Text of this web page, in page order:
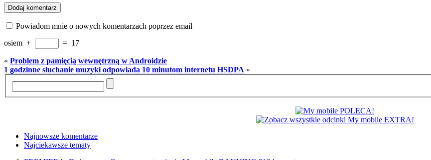
Dodaj komentarz
Powiadom mnie o nowych komentarzach poprzez email
osiem + = 17
« Problem z pamięcią wewnętrzną w Androidzie
1 godzinne słuchanie muzyki odpowiada 10 minutom internetu HSDPA »
Najnowsze komentarze
Najciekawsze tematy